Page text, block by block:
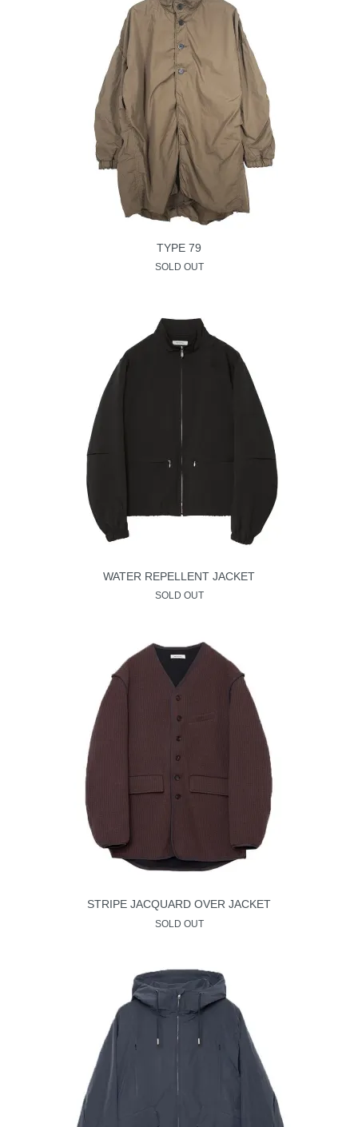
TYPE 79
SOLD OUT
WATER REPELLENT JACKET
SOLD OUT
STRIPE JACQUARD OVER JACKET
SOLD OUT